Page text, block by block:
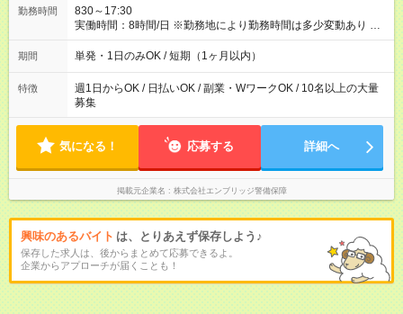
トから社員雇用までのキャリアアップを楽しめるスキームをご
用意しております☆ 【試用期間】試用期間なし
勤務時間
830～17:30
実働時間：8時間/日 ※勤務地により勤務時間は多少変動あり ◆希
望のシフトで働ける！ 希望の勤務日数がありましたらご相談下
さい。 週1日、月1日～の勤務OKです 夜勤・深夜のお仕事もご
期間 単発・1日のみOK / 短期（1ヶ月以内）
特徴
週1日からOK / 日払いOK / 副業・WワークOK / 10名以上の大量
募集
気になる！ 応募する 詳細へ
掲載元企業名 株式会社エンブリッジ警備保障
興味のあるバイト は、とりあえず保存しよう♪
保存した求人は、後からまとめて応募できるよ。
企業からアプローチが届くことも！